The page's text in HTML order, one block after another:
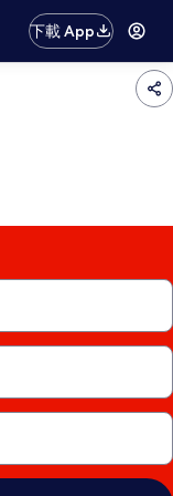
下載 App